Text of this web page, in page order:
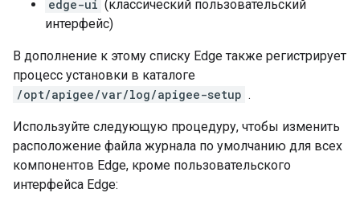
edge-ui (классический пользовательский
интерфейс)
В дополнение к этому списку Edge также регистрирует
процесс установки в каталоге
/opt/apigee/var/log/apigee-setup .
Используйте следующую процедуру, чтобы изменить
расположение файла журнала по умолчанию для всех
компонентов Edge, кроме пользовательского
интерфейса Edge: